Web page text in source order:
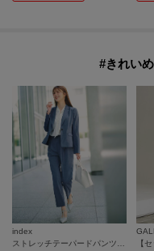
#きれい
index